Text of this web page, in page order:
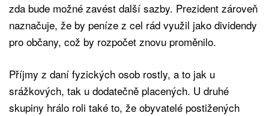
zda bude možné zavést další sazby. Prezident zároveň
naznačuje, že by peníze z cel rád využil jako dividendy
pro občany, což by rozpočet znovu proměnilo.
Příjmy z daní fyzických osob rostly, a to jak u
srážkových, tak u dodatečně placených. U druhé
skupiny hrálo roli také to, že obyvatelé postižených